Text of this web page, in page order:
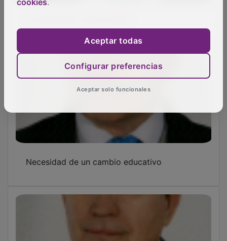
Necesidad de un cambio educativo
cookies.
Aceptar todas
Configurar preferencias
Aceptar solo funcionales